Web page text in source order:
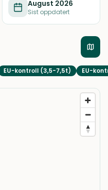
August 2026
Sist oppdatert
EU-kontroll (3,5-7,5t) EU-